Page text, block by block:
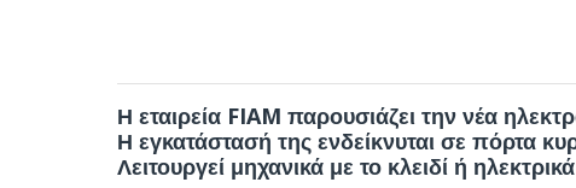
Η εταιρεία FIAM παρουσιάζει την νέα
Η εγκατάστασή της ενδείκνυται σε πόρτα
Λειτουργεί μηχανικά με το κλειδί ή